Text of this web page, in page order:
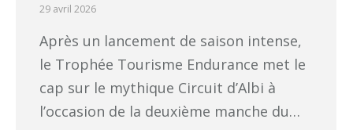
29 avril 2026
Après un lancement de saison intense,
le Trophée Tourisme Endurance met le
cap sur le mythique Circuit d’Albi à
l’occasion de la deuxième manche du…